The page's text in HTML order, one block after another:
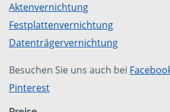
Aktenvernichtung
Festplattenvernichtung
Datenträgervernichtung
Besuchen Sie uns auch bei
Pinterest